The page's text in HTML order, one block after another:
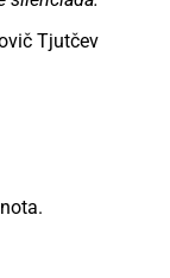
Tjutčev